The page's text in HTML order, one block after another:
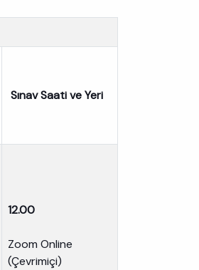
Sınav Saati ve Yeri
12.00
Zoom Online
(Çevrimiçi)